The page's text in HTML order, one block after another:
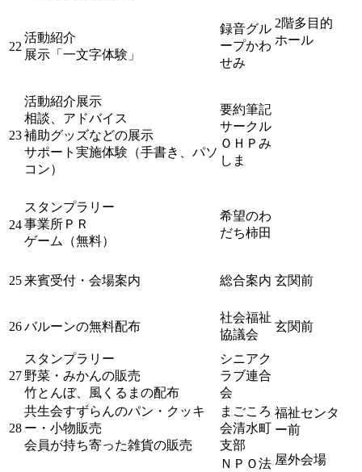
2階多目的
ホール
22
活動紹介
展示「一文字体験」
録音グル
ープかわ
せみ
23
活動紹介展示
相談、アドバイス
補助グッズなどの展示
サポート実施体験（手書き、パソ
コン）
要約筆記
サークル
ＯＨＰみ
しま
24
スタンプラリー
事業所ＰＲ
ゲーム（無料）
希望のわ
だち柿田
25 来賓受付・会場案内 総合案内 玄関前
26 バルーンの無料配布
社会福祉
協議会
玄関前
27
スタンプラリー
野菜・みかんの販売
竹とんぼ、風くるまの配布
シニアク
ラブ連合
会
福祉センタ
ー前
屋外会場
28
共生会すずらんのパン・クッキ
ー・小物販売
会員が持ち寄った雑貨の販売
まごころ
会清水町
支部
ＮＰＯ法